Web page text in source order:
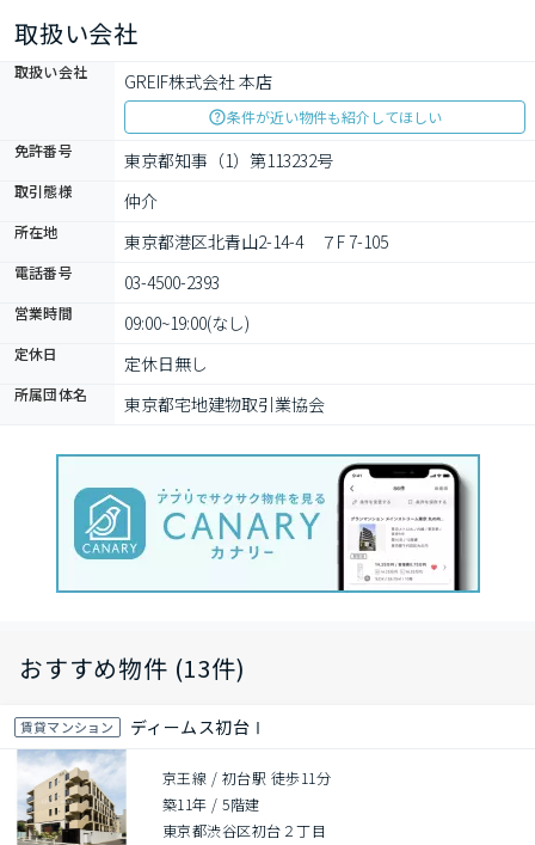
取扱い会社
取扱い会社 GREIF株式会社 本店
条件が近い物件も紹介してほしい
免許番号
東京都知事（1）第113232号
取引態様 仲介
所在地 東京都港区北青山2-14-4　７F 7-105
電話番号 03-4500-2393
営業時間 09:00~19:00(なし)
定休日 定休日無し
所属団体名 東京都宅地建物取引業協会
おすすめ物件 (13件)
賃貸マンション ディームス初台Ⅰ
京王線 / 初台駅 徒歩11分
築11年 /5階建
東京都渋谷区初台２丁目